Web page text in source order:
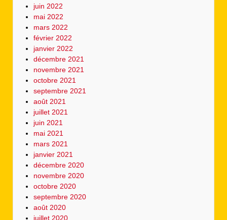
juin 2022
mai 2022
mars 2022
février 2022
janvier 2022
décembre 2021
novembre 2021
octobre 2021
septembre 2021
août 2021
juillet 2021
juin 2021
mai 2021
mars 2021
janvier 2021
décembre 2020
novembre 2020
octobre 2020
septembre 2020
août 2020
juillet 2020